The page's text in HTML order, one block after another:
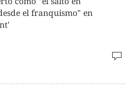
el franquismo" en